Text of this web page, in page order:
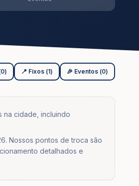
0) 📍 Fixos (1) 🎉 Eventos (0)
na cidade, incluindo
Nossos pontos de troca são
detalhados e